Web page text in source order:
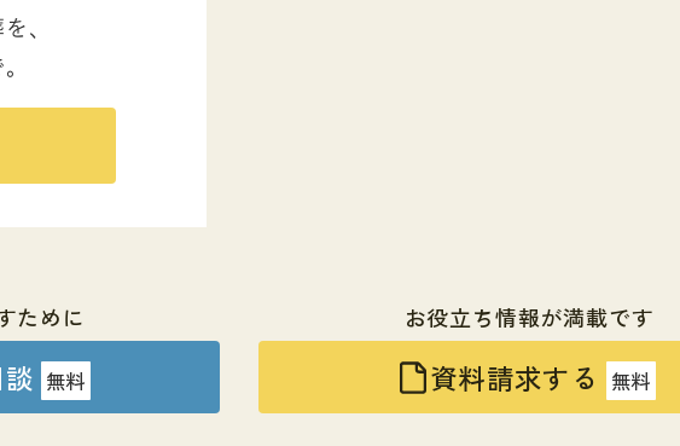
、
ために
無料
お役立ち情報が満載です
資料請求する 無料